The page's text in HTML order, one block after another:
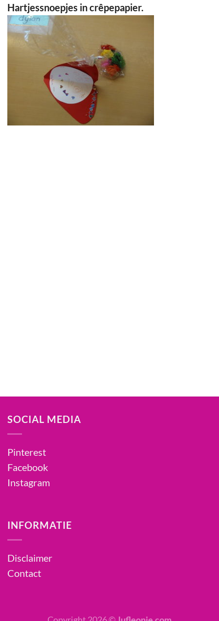
Hartjessnoepjes in crêpepapier.
SOCIAL MEDIA
Pinterest
Facebook
Instagram
INFORMATIE
Disclaimer
Contact